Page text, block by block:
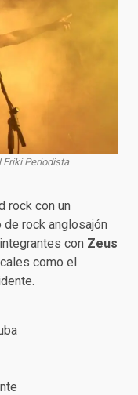
Friki Periodista
rock con un
rock anglosajón
con Zeus
como el